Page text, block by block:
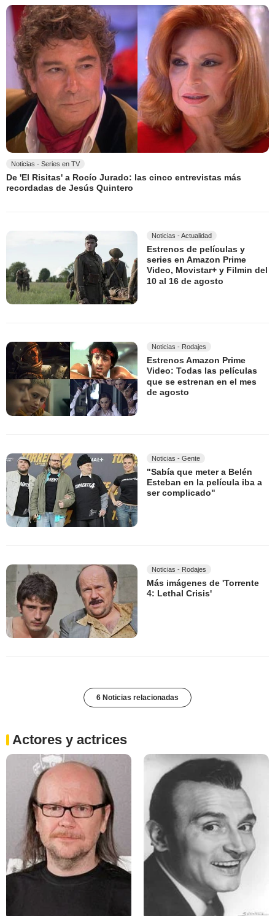
Noticias - Series en TV
De 'El Risitas' a Rocío Jurado: las cinco entrevistas más
recordadas de Jesús Quintero
Noticias - Actualidad
Estrenos de películas y
series en Amazon Prime
Video, Movistar+ y Filmin del
10 al 16 de agosto
Noticias - Rodajes
Estrenos Amazon Prime
Video: Todas las películas
que se estrenan en el mes
de agosto
Noticias - Gente
"Sabía que meter a Belén
Esteban en la película iba a
ser complicado"
Noticias - Rodajes
Más imágenes de 'Torrente
4: Lethal Crisis'
6 Noticias relacionadas
Actores y actrices